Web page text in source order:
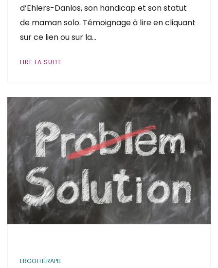
d’Ehlers-Danlos, son handicap et son statut
de maman solo. Témoignage à lire en cliquant
sur ce lien ou sur la…
LIRE LA SUITE
ERGOTHÉRAPIE